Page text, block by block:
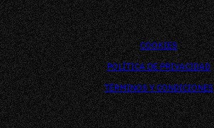
COOKIES
POLÍTICA DE PRIVACIDAD
TÉRMINOS Y CONDICIONES